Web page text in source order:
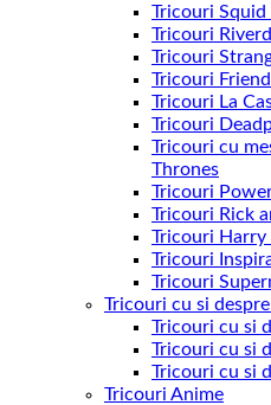
Tricouri Squid
Tricouri
Tricouri
Tricouri
Tricouri La
Tricouri
Tricouri cu
Thrones
Tricouri
Tricouri Rick
Tricouri Harry
Tricouri
Tricouri
Tricouri cu si
Tricouri cu si
Tricouri cu si
Tricouri cu si
Tricouri Anime